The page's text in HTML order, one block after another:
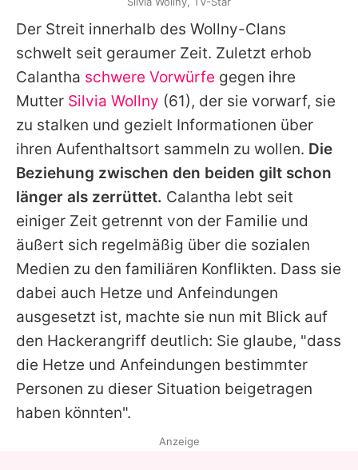
Der Streit innerhalb des Wollny-Clans
schwelt seit geraumer Zeit. Zuletzt erhob
Calantha schwere Vorwürfe gegen ihre
Mutter Silvia Wollny (61), der sie vorwarf, sie
zu stalken und gezielt Informationen über
ihren Aufenthaltsort sammeln zu wollen. Die
Beziehung zwischen den beiden gilt schon
länger als zerrüttet. Calantha lebt seit
einiger Zeit getrennt von der Familie und
äußert sich regelmäßig über die sozialen
Medien zu den familiären Konflikten. Dass sie
dabei auch Hetze und Anfeindungen
ausgesetzt ist, machte sie nun mit Blick auf
den Hackerangriff deutlich: Sie glaube, "dass
die Hetze und Anfeindungen bestimmter
Personen zu dieser Situation beigetragen
haben könnten".
Anzeige